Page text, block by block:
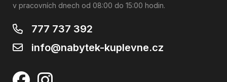
v pracovních dnech od 08:00 do 15:00 hodin.
777 737 392
info@nabytek-kuplevne.cz